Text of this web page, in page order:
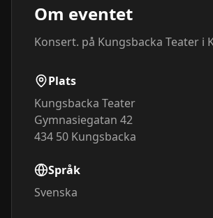
Om eventet
Konsert. på Kungsbacka Teater i
Plats
Kungsbacka Teater
Gymnasiegatan 42
434 50 Kungsbacka
Språk
Svenska